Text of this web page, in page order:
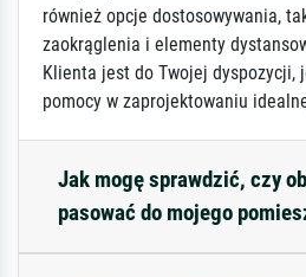
również opcje dostosowywania,
zaokrąglenia i elementy
Klienta jest do Twojej dyspozycji,
pomocy w zaprojektowaniu
Jak mogę sprawdzić, czy
pasować do mojego